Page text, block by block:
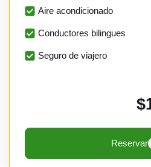
Aire acondicionado
Conductores bilingues
Seguro de viajero
Reservar